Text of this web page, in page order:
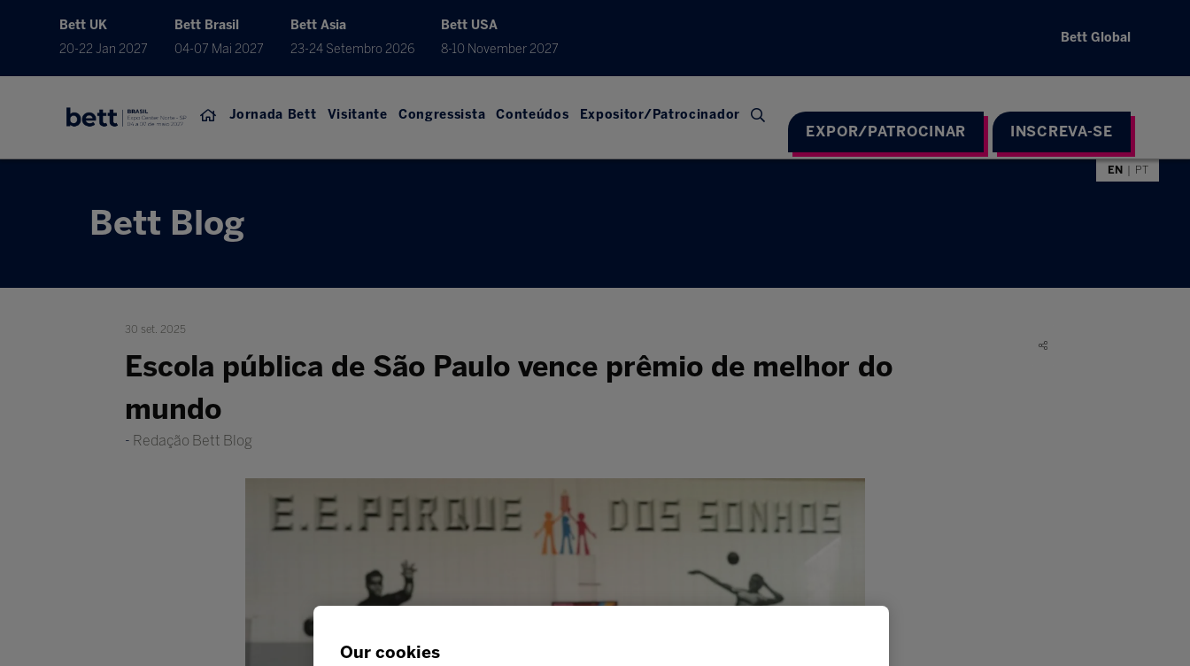
Bett UK
20-22 Jan 2027
Bett Brasil
04-07 Mai 2027
Bett Asia
23-24 Setembro 2026
Bett USA
8-10 November 2027
Bett Global
Jornada Bett Visitante Congressista Conteúdos Expositor/Patrocinador
EXPOR/PATROCINAR INSCREVA-SE
EN PT
Bett Blog
30 set. 2025
Escola pública de São Paulo vence prêmio de melhor do
mundo
Redação Bett Blog
Our cookies